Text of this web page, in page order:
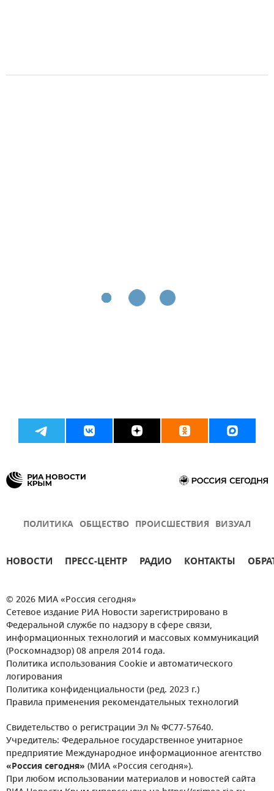
ПОЛИТИКА ОБЩЕСТВО ПРОИСШЕСТВИЯ ВИЗУАЛ
НОВОСТИ ПРЕСС-ЦЕНТР РАДИО КОНТАКТЫ
© 2026 МИА «Россия сегодня»
Сетевое издание РИА Новости зарегистрировано в
Федеральной службе по надзору в сфере связи,
информационных технологий и массовых коммуникаций
(Роскомнадзор) 08 апреля 2014 года.
Политика использования Cookie и автоматического
логирования
Политика конфиденциальности (ред. 2023 г.)
Правила применения рекомендательных технологий
Свидетельство о регистрации Эл № ФС77-57640.
Учредитель: Федеральное государственное унитарное
предприятие Международное информационное агентство
«Россия сегодня» (МИА «Россия сегодня»).
При любом использовании материалов и новостей сайта